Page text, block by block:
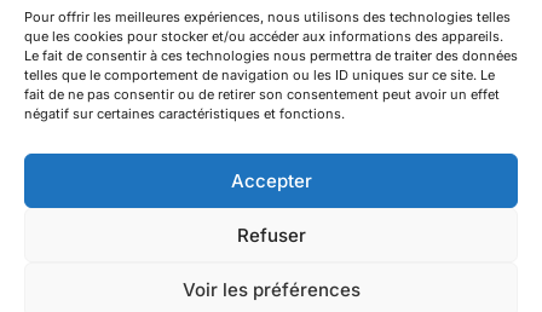
Pour offrir les meilleures expériences, nous utilisons des technologies telles
que les cookies pour stocker et/ou accéder aux informations des appareils.
Le fait de consentir à ces technologies nous permettra de traiter des données
telles que le comportement de navigation ou les ID uniques sur ce site. Le
fait de ne pas consentir ou de retirer son consentement peut avoir un effet
négatif sur certaines caractéristiques et fonctions.
Accepter
Refuser
Voir les préférences
Tous droits réservés.